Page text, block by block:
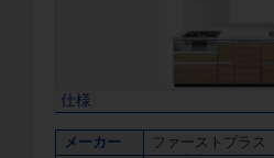
仕様
メーカー ファーストプラス